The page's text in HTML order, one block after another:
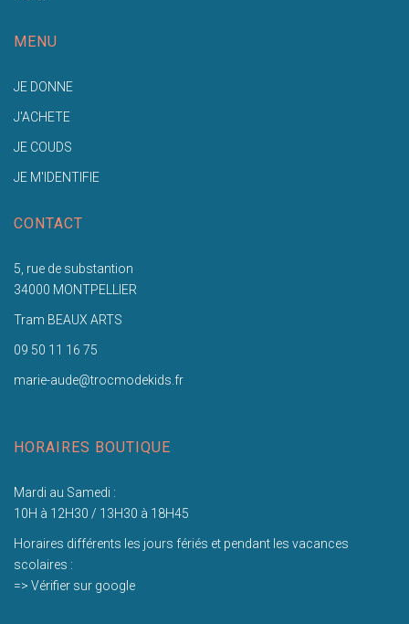
MENU
JE DONNE
J'ACHETE
JE COUDS
JE M'IDENTIFIE
CONTACT
5, rue de substantion
34000 MONTPELLIER
Tram BEAUX ARTS
09 50 11 16 75
marie-aude@trocmodekids.fr
HORAIRES BOUTIQUE
Mardi au Samedi :
10H à 12H30 / 13H30 à 18H45
Horaires différents les jours fériés et pendant les vacances
scolaires :
=> Vérifier sur google